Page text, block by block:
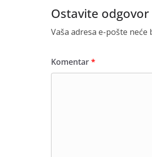
Ostavite odgovor
Vaša adresa e-pošte neće
Komentar*